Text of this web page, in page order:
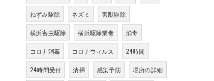
ねずみ駆除 ネズミ 害獣駆除
横浜害虫駆除 横浜駆除業者 消毒
コロナ消毒 コロナウィルス 24時間
24時間受付 清掃 感染予防 場所の詳細